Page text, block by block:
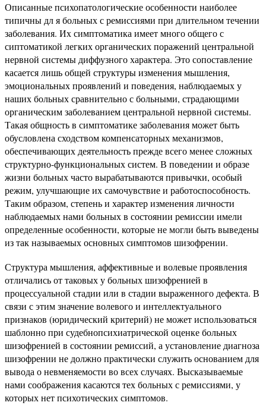
Описанные психопатологические особенности наиболее
типичны дл я больных с ремиссиями при длительном течении
заболевания. Их симптоматика имеет много общего с
сиптоматикой легких органических поражений центральной
нервной системы диффузного характера. Это сопоставление
касается лишь общей структуры изменения мышления,
эмоциональных проявлений и поведения, наблюдаемых у
наших больных сравнительно с больными, страдающими
органическим заболеванием центральной нервной системы.
Такая общность в симптоматике заболевания может быть
обусловлена сходством компенсаторных механизмов,
обеспечивающих деятельность прежде всего менее сложных
структурно-функциональных систем. В поведении и образе
жизни больных часто вырабатываются привычки, особый
режим, улучшающие их самочувствие и работоспособность.
Таким образом, степень и характер изменения личности
наблюдаемых нами больных в состоянии ремиссии имели
определенные особенности, которые не могли быть выведены
из так называемых основных симптомов шизофрении.
Структура мышления, аффективные и волевые проявления
отличались от таковых у больных шизофренией в
процессуальной стадии или в стадии выраженного дефекта. В
связи с этим значение волевого и интеллектуального
признаков (юридический критерий) не может использоваться
шаблонно при судебнопсихиатрической оценке больных
шизофренией в состоянии ремиссий, а установление диагноза
шизофрении не должно практически служить основанием для
вывода о невменяемости во всех случаях. Высказываемые
нами соображения касаются тех больных с ремиссиями, у
которых нет психотических симптомов.